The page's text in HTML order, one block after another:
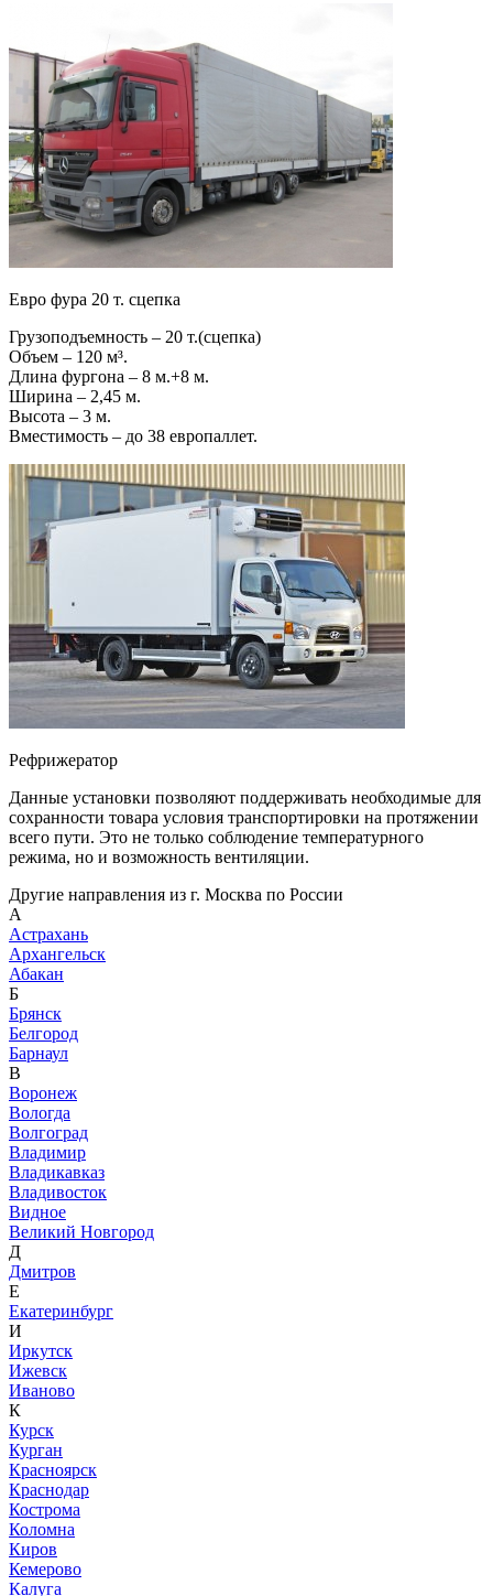
Евро фура 20 т. сцепка
Грузоподъемность – 20 т.(сцепка)
Объем – 120 м³.
Длина фургона – 8 м.+8 м.
Ширина – 2,45 м.
Высота – 3 м.
Вместимость – до 38 европаллет.
Рефрижератор
Данные установки позволяют поддерживать необходимые для
сохранности товара условия транспортировки на протяжении
всего пути. Это не только соблюдение температурного
режима, но и возможность вентиляции.
Другие направления из г. Москва по России
А
Астрахань
Архангельск
Абакан
Б
Брянск
Белгород
Барнаул
В
Воронеж
Вологда
Волгоград
Владимир
Владикавказ
Владивосток
Видное
Великий Новгород
Д
Дмитров
Е
Екатеринбург
И
Иркутск
Ижевск
Иваново
К
Курск
Курган
Красноярск
Краснодар
Кострома
Коломна
Киров
Кемерово
Калуга